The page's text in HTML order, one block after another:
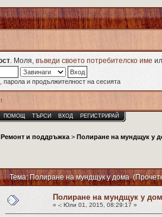
. Моля, въведи своето потребителско име
парола и продължителност на сесията
ПОМОЩ ТЪРСИ ВХОД РЕГИСТРИРАЙ
Ремонт и поддръжка > Полиране на мундщук у
Тема: Полиране на мундщук у дома
Полиране на мундщук у
« -: Юли 01, 2015, 08:29:17 »